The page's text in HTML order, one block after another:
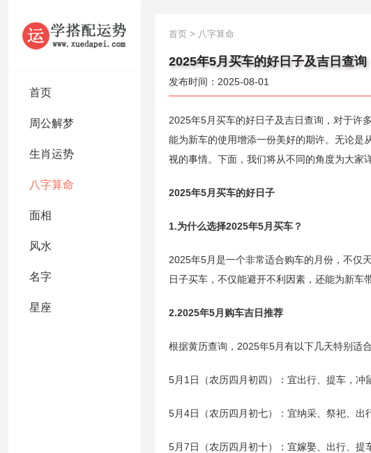
首页
周公解梦
生肖运势
八字算命
面相
风水
名字
星座
首页 > 八字算命
2025年5月买车的好日子及吉日查询
发布时间：2025-08-01
2025年5月买车的好日子及吉日查询，对于许
能为新车的使用增添一份美好的期许。无论是
视的事情。下面，我们将从不同的角度为大家
2025年5月买车的好日子
1.为什么选择2025年5月买车？
2025年5月是一个非常适合购车的月份，不仅
日子买车，不仅能避开不利因素，还能为新车
2.2025年5月购车吉日推荐
根据黄历查询，2025年5月有以下几天特别适合
5月1日（农历四月初四）：宜出行、提车，冲
5月4日（农历四月初七）：宜纳采、祭祀、出
5月7日（农历四月初十）：宜嫁娶、出行、提